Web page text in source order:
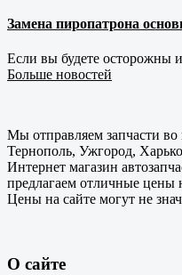
Замена пиропатрона
Если вы будете осторожны
Больше новостей
Мы отправляем запчасти
Тернополь, Ужгород,
Интернет магазин
предлагаем отличные цены
Цены на сайте могут не
О сайте